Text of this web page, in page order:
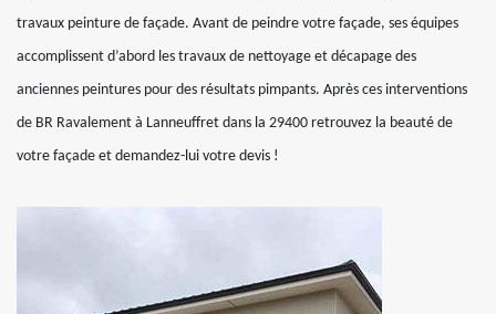
travaux peinture de façade. Avant de peindre votre façade, ses équipes
accomplissent d’abord les travaux de nettoyage et décapage des
anciennes peintures pour des résultats pimpants. Après ces interventions
de BR Ravalement à Lanneuffret dans la 29400 retrouvez la beauté de
votre façade et demandez-lui votre devis !